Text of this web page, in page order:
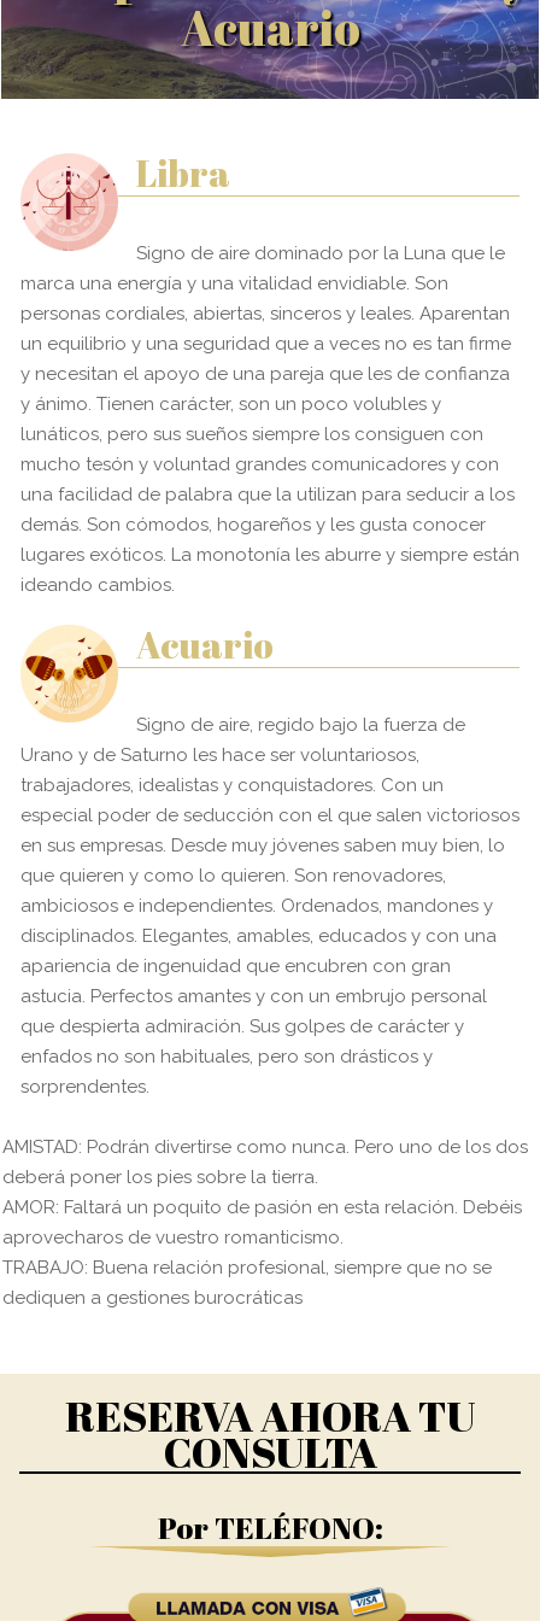
Acuario
Libra
Signo de aire dominado por la Luna que le
marca una energía y una vitalidad envidiable. Son
personas cordiales, abiertas, sinceros y leales. Aparentan
un equilibrio y una seguridad que a veces no es tan firme
y necesitan el apoyo de una pareja que les de confianza
y ánimo. Tienen carácter, son un poco volubles y
lunáticos, pero sus sueños siempre los consiguen con
mucho tesón y voluntad grandes comunicadores y con
una facilidad de palabra que la utilizan para seducir a los
demás. Son cómodos, hogareños y les gusta conocer
lugares exóticos. La monotonía les aburre y siempre están
ideando cambios.
Acuario
Signo de aire, regido bajo la fuerza de
Urano y de Saturno les hace ser voluntariosos,
trabajadores, idealistas y conquistadores. Con un
especial poder de seducción con el que salen victoriosos
en sus empresas. Desde muy jóvenes saben muy bien, lo
que quieren y como lo quieren. Son renovadores,
ambiciosos e independientes. Ordenados, mandones y
disciplinados. Elegantes, amables, educados y con una
apariencia de ingenuidad que encubren con gran
astucia. Perfectos amantes y con un embrujo personal
que despierta admiración. Sus golpes de carácter y
enfados no son habituales, pero son drásticos y
sorprendentes.
AMISTAD: Podrán divertirse como nunca. Pero uno de los dos
deberá poner los pies sobre la tierra.
AMOR: Faltará un poquito de pasión en esta relación. Debéis
aprovecharos de vuestro romanticismo.
TRABAJO: Buena relación profesional, siempre que no se
dediquen a gestiones burocráticas
RESERVA AHORA TU
CONSULTA
Por TELÉFONO: